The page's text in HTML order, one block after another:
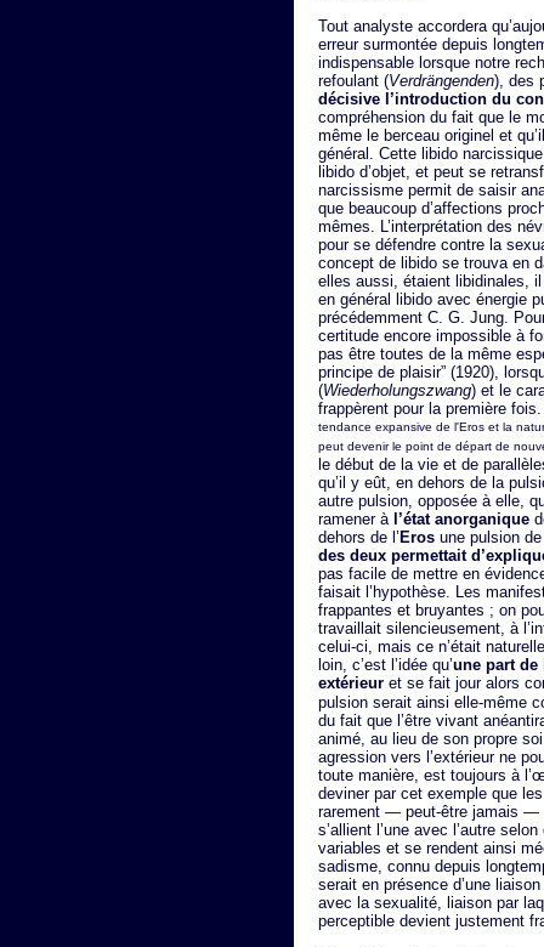
Tout analyste accordera
erreur surmontée depuis
indispensable lorsque notre
refoulant (Verdrängenden), des
décisive l’introduction du
compréhension du fait que le
même le berceau originel et
général. Cette libido
libido d’objet, et peut se
narcissisme permit de saisir
que beaucoup d’affections
mêmes. L’interprétation des
pour se défendre contre la
concept de libido se trouva en
elles aussi, étaient libidinales,
en général libido avec énergie
précédemment C. G. Jung.
certitude encore impossible à
pas être toutes de la même
principe de plaisir” (1920),
(Wiederholungszwang) et le
frappèrent pour la première
tendance expansive de l'Eros et la
peut devenir le point de départ de
le début de la vie et de
qu’il y eût, en dehors de la
autre pulsion, opposée à elle,
ramener à l’état anorganique
dehors de l’ Eros une pulsion
des deux permettait
pas facile de mettre en
faisait l’hypothèse. Les
frappantes et bruyantes ; on
travaillait silencieusement, à
celui-ci, mais ce n’était
loin, c’est l’idée qu’une part
extérieur et se fait jour alors
pulsion serait ainsi elle-même
du fait que l’être vivant
animé, au lieu de son propre
agression vers l’extérieur ne
toute manière, est toujours à
deviner par cet exemple que
rarement — peut-être jamais —
s’allient l’une avec l’autre
variables et se rendent ainsi
sadisme, connu depuis
serait en présence d’une
avec la sexualité, liaison par
perceptible devient justement